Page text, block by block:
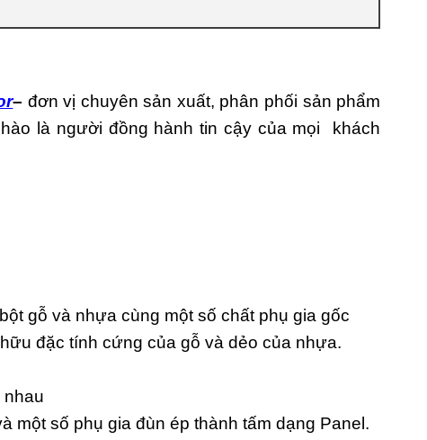
– đơn vị chuyên sản xuất, phân phối sản phẩm
là người đồng hành tin cậy của mọi khách
gỗ và nhựa cùng một số chất phụ gia gốc
đặc tính cứng của gỗ và dẻo của nhựa.
nhau
một số phụ gia đùn ép thành tấm dạng Panel.